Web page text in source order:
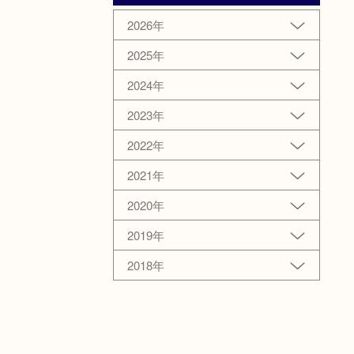
2026年
2025年
2024年
2023年
2022年
2021年
2020年
2019年
2018年